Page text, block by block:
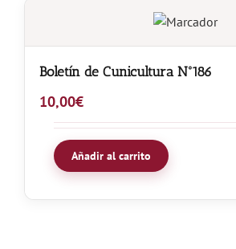
Boletín de Cunicultura Nº186
10,00€
Añadir al carrito